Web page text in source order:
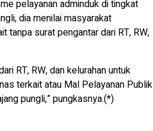
pelayanan adminduk di tingkat
dia menilai masyarakat
tanpa surat pengantar dari RT, RW,
RT, RW, dan kelurahan untuk
terkait atau Mal Pelayanan Publik
pungli,” pungkasnya.(*)